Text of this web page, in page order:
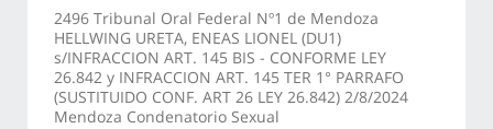
2496 Tribunal Oral Federal Nº1 de Mendoza
HELLWING URETA, ENEAS LIONEL (DU1)
s/INFRACCION ART. 145 BIS - CONFORME LEY
26.842 y INFRACCION ART. 145 TER 1° PARRAFO
(SUSTITUIDO CONF. ART 26 LEY 26.842) 2/8/2024
Mendoza Condenatorio Sexual